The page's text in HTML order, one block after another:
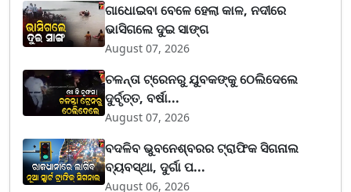
ଗାଧୋଇବା ବେଳେ ହେଲା କାଳ, ନଦୀରେ
ଭାସିଗଲେ ଦୁଇ ସାଙ୍ଗ
August 07, 2026
ଚଳନ୍ତା ଟ୍ରେନରୁ ଯୁବକଙ୍କୁ ଠେଲିଦେଲେ
ଦୁର୍ବୃତ୍ତ, ବର୍ଷା...
August 07, 2026
ବଦଳିବ ଭୁବନେଶ୍ବରର ଟ୍ରାଫିକ ସିଗନାଲ
ବ୍ୟବସ୍ଥା, ଦୁର୍ଗା ପ...
August 06, 2026